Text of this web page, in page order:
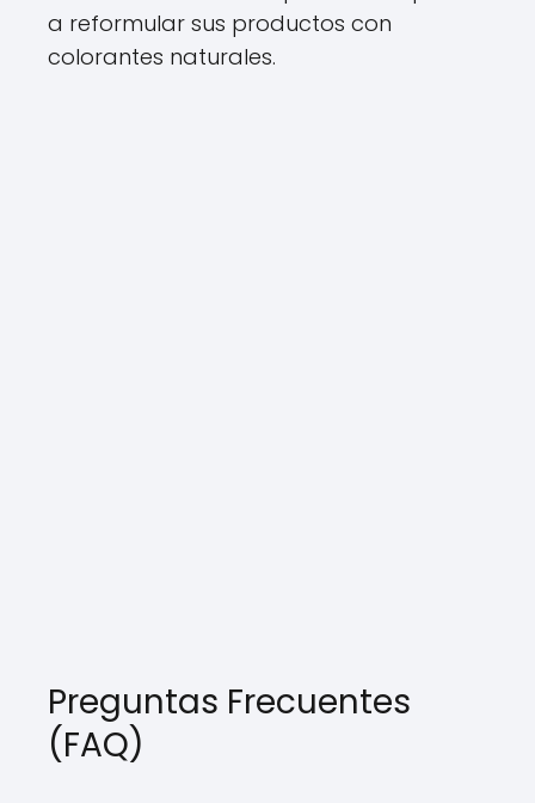
a reformular sus productos con
colorantes naturales.
Preguntas Frecuentes
(FAQ)